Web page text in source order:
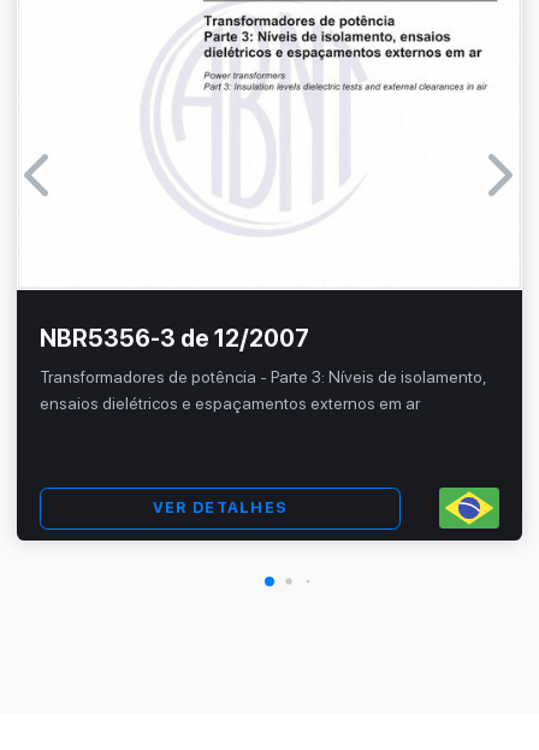
NBR5356-3 de 12/2007
Transformadores de potência - Parte 3: Níveis de isolamento,
ensaios dielétricos e espaçamentos externos em ar
VER DETALHES